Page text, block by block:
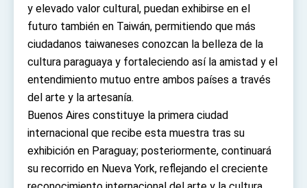
y elevado valor cultural, puedan exhibirse en el
futuro también en Taiwán, permitiendo que más
ciudadanos taiwaneses conozcan la belleza de la
cultura paraguaya y fortaleciendo así la amistad y el
entendimiento mutuo entre ambos países a través
del arte y la artesanía.
Buenos Aires constituye la primera ciudad
internacional que recibe esta muestra tras su
exhibición en Paraguay; posteriormente, continuará
su recorrido en Nueva York, reflejando el creciente